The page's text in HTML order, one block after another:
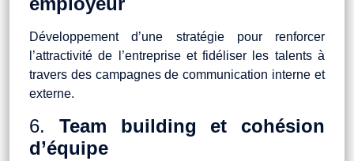
Développement d’une stratégie pour renforcer
l’attractivité de l’entreprise et fidéliser les talents à
travers des campagnes de communication interne et
externe.
6. Team building et cohésion
d’équipe